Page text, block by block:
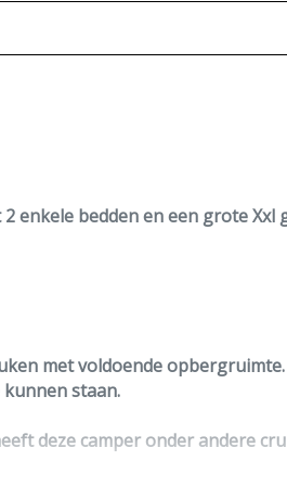
enkele bedden en een grote Xxl
met voldoende opbergruimte.
staan.
deze camper onder andere